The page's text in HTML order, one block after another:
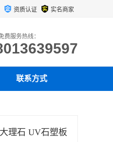
资质认证 实名商家
费服务热线：
联系方式
理石 UV石塑板